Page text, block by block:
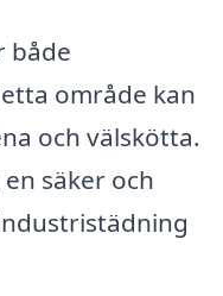
både
område kan
och välskötta.
säker och